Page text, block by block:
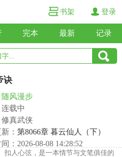
书架 登录
完本 最新 记录
诀
随风漫步
载中
真武侠
： 第8066章 暮云仙人（下）
：2026-08-08 14:28:52
扣人心弦，是一本情节与文笔俱佳的